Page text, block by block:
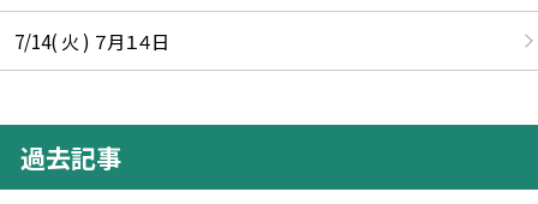
7/14( 火 ) ７月１４日
過去記事